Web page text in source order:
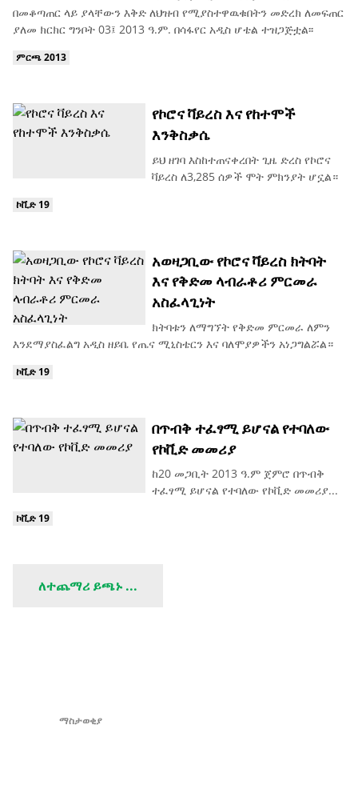
በመቆጣጠር ላይ ያላቸውን እቅድ ለህዝብ የሚያስተዋዉቁበትን መድረክ ለመፍጠር
ያለመ ክርክር ግንቦት 03፤ 2013 ዓ.ም. በሳፋየር አዲስ ሆቴል ተዝጋጅቷል፡፡
ምርጫ 2013
የኮሮና ቫይረስ እና የከተሞች
እንቅስቃሴ
ይህ ዘገባ እስከተጠናቀረበት ጊዜ ድረስ የኮሮና
ቫይረስ ለ3,285 ሰዎች ሞት ምክንያት ሆኗል።
ኮቪድ 19
አወዛጋቢው የኮሮና ቫይረስ ክትባት
እና የቅድመ ላብራቶሪ ምርመራ
አስፈላጊነት
ክትባቱን ለማግኘት የቅድመ ምርመራ ለምን
እንደማያስፈልግ አዲስ ዘይቤ የጤና ሚኒስቴርን እና ባለሞያዎችን አነጋግልሯል።
ኮቪድ 19
በጥብቅ ተፈፃሚ ይሆናል የተባለው
የኮቪድ መመሪያ
ከ20 መጋቢት 2013 ዓ.ም ጀምሮ በጥብቅ
ተፈፃሚ ይሆናል የተባለው የኮቪድ መመሪያ...
ኮቪድ 19
ለተጨማሪ ይጫኑ ...
ማስታወቂያ